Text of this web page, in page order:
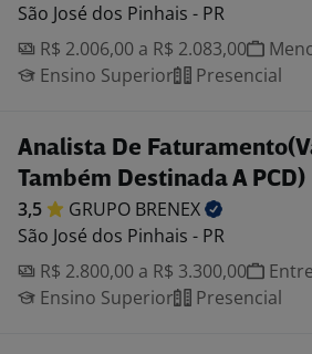
São José dos Pinhais - PR
R$ 2.006,00 a R$ 2.083,00
Ensino Superior
Presencial
Analista De
Também Destinada A PCD)
3,5 GRUPO BRENEX
São José dos Pinhais - PR
R$ 2.800,00 a R$ 3.300,00
Ensino Superior
Presencial